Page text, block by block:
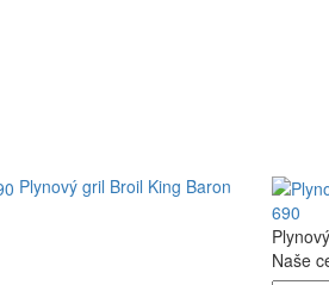
Plynový gril Broil King Baron
690
Naše